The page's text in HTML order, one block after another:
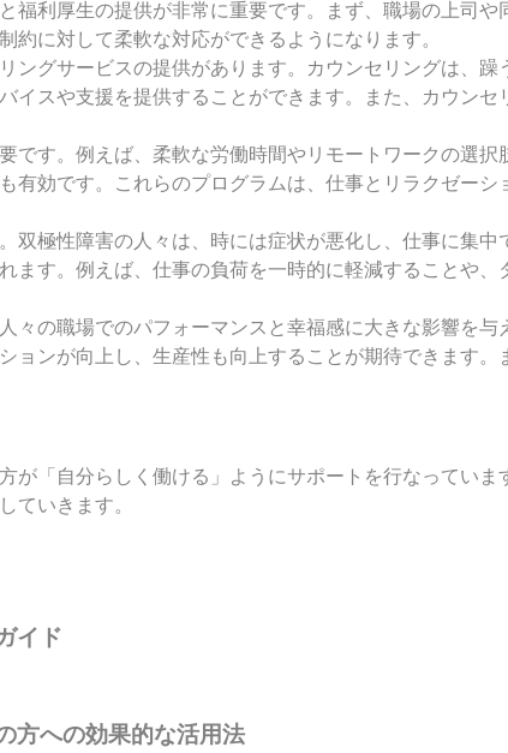
福利厚生の提供が非常に重要です。まず、職場の上司
に対して柔軟な対応ができるようになります。
ングサービスの提供があります。カウンセリングは、
イスや支援を提供することができます。また、カウン
です。例えば、柔軟な労働時間やリモートワークの選
有効です。これらのプログラムは、仕事とリラクゼー
双極性障害の人々は、時には症状が悪化し、仕事に集
ます。例えば、仕事の負荷を一時的に軽減することや
々の職場でのパフォーマンスと幸福感に大きな影響を
ョンが向上し、生産性も向上することが期待できます
「自分らしく働ける」ようにサポートを行なっていま
ていきます。
イド
方への効果的な活用法